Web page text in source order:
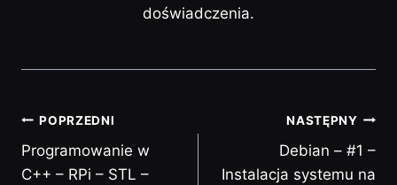
doświadczenia.
Nawigacja
wpisu
POPRZEDNI
Programowanie w
C++ – RPi – STL –
NASTĘPNY
Debian – #1 –
Instalacja systemu na